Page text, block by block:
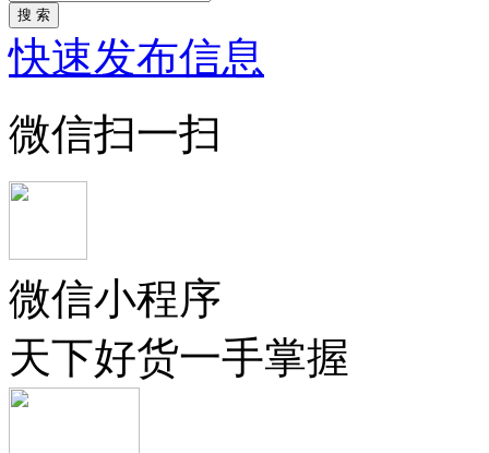
搜 索
快速发布信息
微信扫一扫
微信小程序
天下好货一手掌握